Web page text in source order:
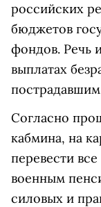
российских
бюджетов
фондов. Речь
выплатах
Согласно
кабмина, на
перевести
военным
силовых и